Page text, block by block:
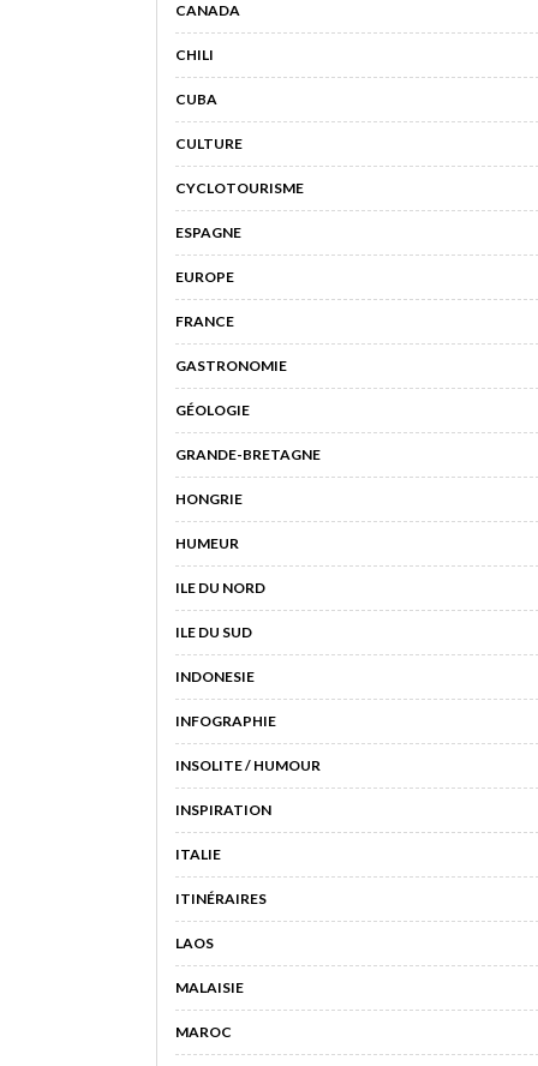
CANADA
CHILI
CUBA
CULTURE
CYCLOTOURISME
ESPAGNE
EUROPE
FRANCE
GASTRONOMIE
GÉOLOGIE
GRANDE-BRETAGNE
HONGRIE
HUMEUR
ILE DU NORD
ILE DU SUD
INDONESIE
INFOGRAPHIE
INSOLITE / HUMOUR
INSPIRATION
ITALIE
ITINÉRAIRES
LAOS
MALAISIE
MAROC